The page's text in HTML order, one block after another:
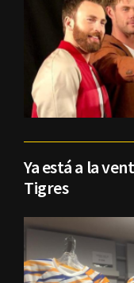
Ya está a la
Tigres